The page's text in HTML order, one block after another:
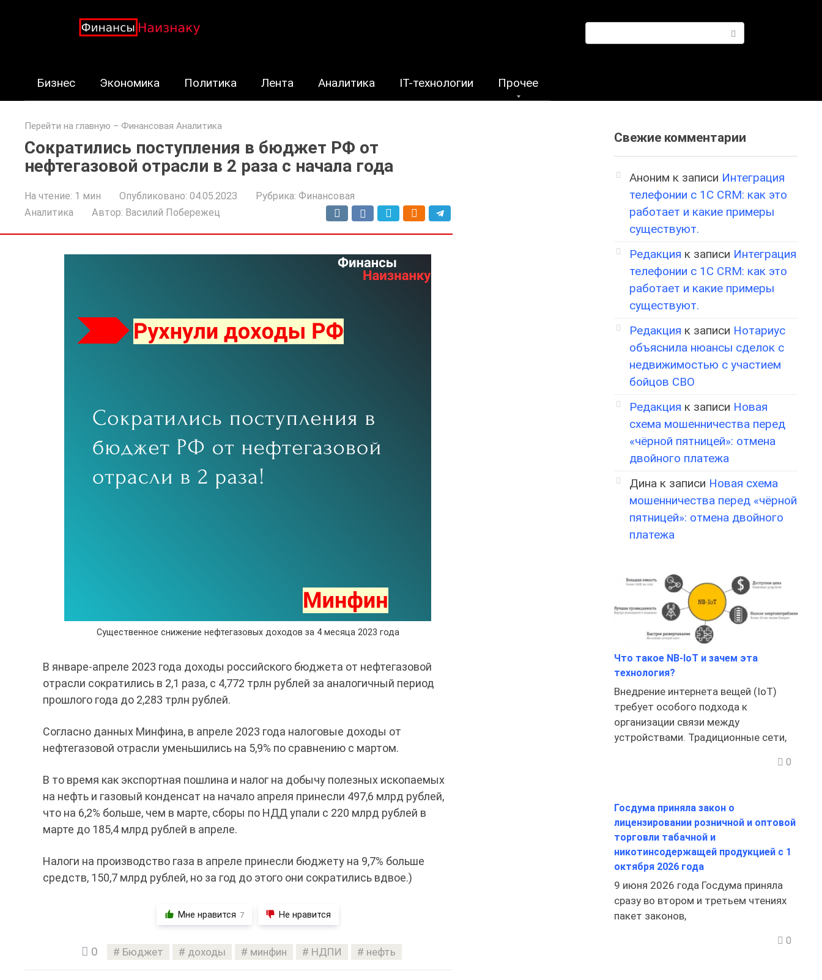
Бизнес Экономика Политика Лента Аналитика IT-технологии Прочее
Перейти на главную – Финансовая Аналитика
Сократились поступления в бюджет РФ от
нефтегазовой отрасли в 2 раза с начала года
На чтение: 1 мин Опубликовано: 04.05.2023 Рубрика: Финансовая
Аналитика
Автор: Василий Побережец
Существенное снижение нефтегазовых доходов за 4 месяца 2023 года
В январе-апреле 2023 года доходы российского бюджета от нефтегазовой
отрасли сократились в 2,1 раза, с 4,772 трлн рублей за аналогичный период
прошлого года до 2,283 трлн рублей.
Согласно данных Минфина, в апреле 2023 года налоговые доходы от
нефтегазовой отрасли уменьшились на 5,9% по сравнению с мартом.
В то время как экспортная пошлина и налог на добычу полезных ископаемых
на нефть и газовый конденсат на начало апреля принесли 497,6 млрд рублей,
что на 6,2% больше, чем в марте, сборы по НДД упали с 220 млрд рублей в
марте до 185,4 млрд рублей в апреле.
Налоги на производство газа в апреле принесли бюджету на 9,7% больше
средств, 150,7 млрд рублей, но за год до этого они сократились вдвое.)
Мне нравится 7 Не нравится
0 Бюджет доходы минфин НДПИ нефть
Свежие комментарии
Аноним к записи Интеграция
телефонии с 1С CRM: как это
работает и какие примеры
существуют.
Редакция к записи Интеграция
телефонии с 1С CRM: как это
работает и какие примеры
существуют.
Редакция к записи Нотариус
объяснила нюансы сделок с
недвижимостью с участием
бойцов СВО
Редакция к записи Новая
схема мошенничества перед
«чёрной пятницей»: отмена
двойного платежа
Дина к записи Новая схема
мошенничества перед «чёрной
пятницей»: отмена двойного
платежа
Что такое NB-IoT и зачем эта
технология?
Внедрение интернета вещей (IoT)
требует особого подхода к
организации связи между
устройствами. Традиционные сети,
0
Госдума приняла закон о
лицензировании розничной и оптовой
торговли табачной и
никотинсодержащей продукцией с 1
октября 2026 года
9 июня 2026 года Госдума приняла
сразу во втором и третьем чтениях
пакет законов,
0